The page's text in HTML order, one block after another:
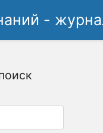
-